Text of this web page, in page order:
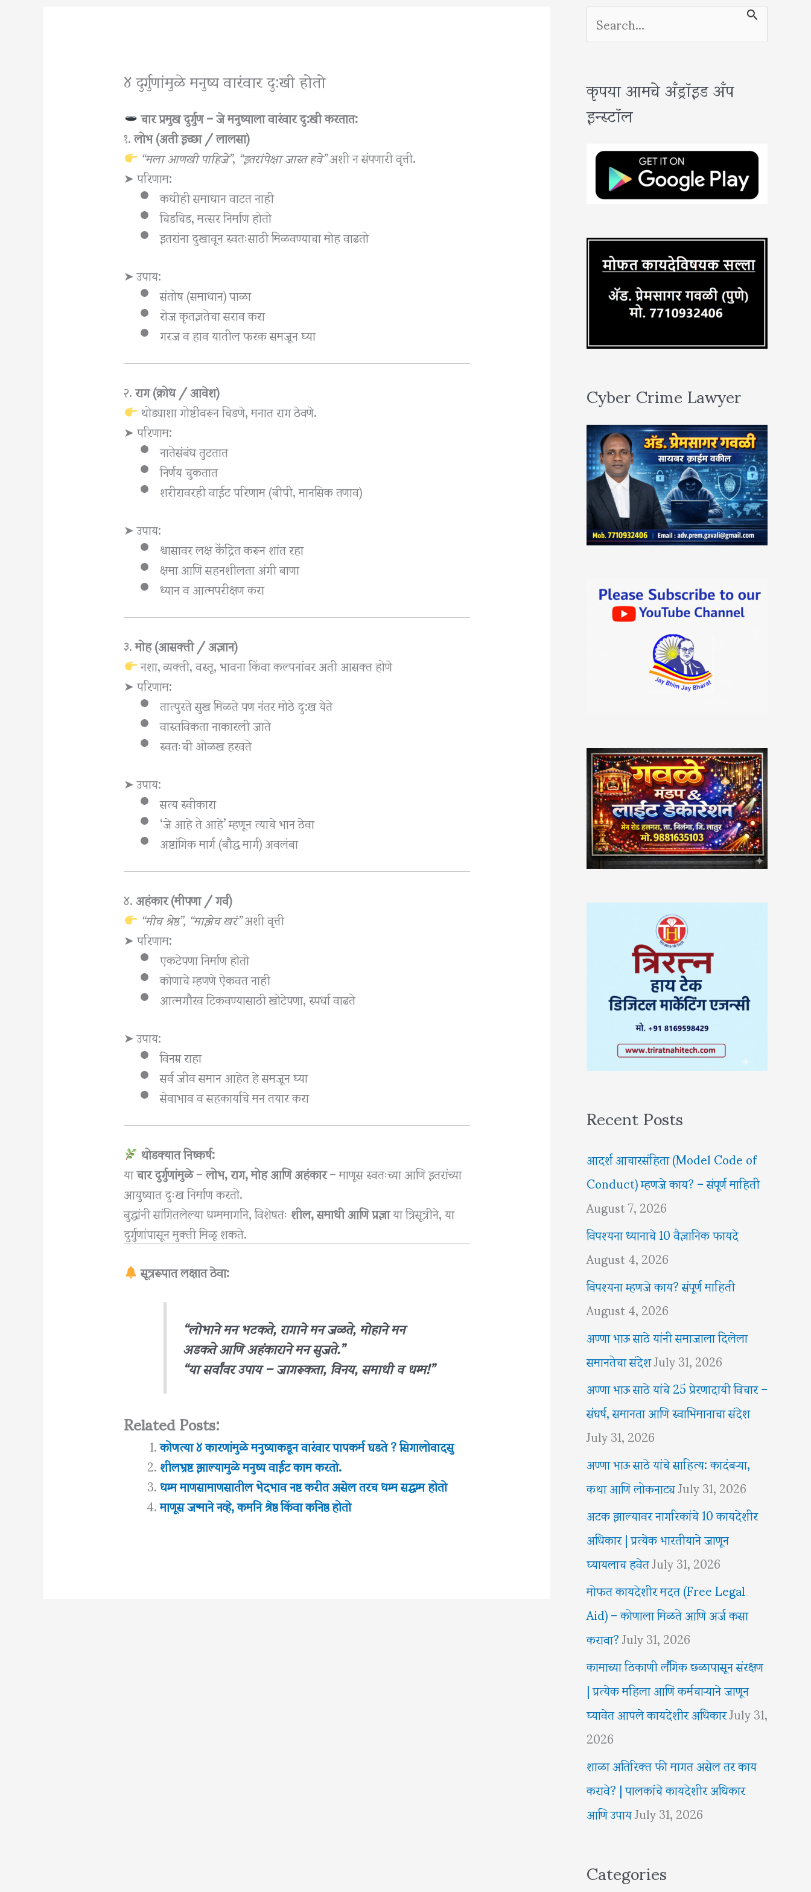
४ दुर्गुणांमुळे मनुष्य वारंवार दु:खी होतो
चार प्रमुख दुर्गुण – जे मनुष्याला वारंवार दु:खी करतात:
१.लोभ (अती इच्छा / लालसा)
“मला आणखी पाहिजे”,“इतरांपेक्षा जास्त हवे”अशी न संपणारी वृत्ती.
➤ परिणाम:
कधीही समाधान वाटत नाही
चिडचिड, मत्सर निर्माण होतो
इतरांना दुखावून स्वतःसाठी मिळवण्याचा मोह वाढतो
➤ उपाय:
संतोष (समाधान) पाळा
रोज कृतज्ञतेचा सराव करा
गरज व हाव यातील फरक समजून घ्या
२.राग (क्रोध / आवेश)
थोड्याशा गोष्टींवरून चिडणे, मनात राग ठेवणे.
➤ परिणाम:
नातेसंबंध तुटतात
निर्णय चुकतात
शरीरावरही वाईट परिणाम (बीपी, मानसिक तणाव)
➤ उपाय:
श्वासावर लक्ष केंद्रित करून शांत रहा
क्षमा आणि सहनशीलता अंगी बाणा
ध्यान व आत्मपरीक्षण करा
३.मोह (आसक्ती / अज्ञान)
नशा, व्यक्ती, वस्तू, भावना किंवा कल्पनांवर अती आसक्त होणे
➤ परिणाम:
तात्पुरते सुख मिळते पण नंतर मोठे दु:ख येते
वास्तविकता नाकारली जाते
स्वतःची ओळख हरवते
➤ उपाय:
सत्य स्वीकारा
‘जे आहे ते आहे’ म्हणून त्याचे भान ठेवा
अष्टांगिक मार्ग (बौद्ध मार्ग) अवलंबा
४.अहंकार (मीपणा / गर्व)
“मीच श्रेष्ठ”, “माझेच खरं”अशी वृत्ती
➤ परिणाम:
एकटेपणा निर्माण होतो
कोणाचे म्हणणे ऐकवत नाही
आत्मगौरव टिकवण्यासाठी खोटेपणा, स्पर्धा वाढते
➤ उपाय:
विनम्र राहा
सर्व जीव समान आहेत हे समजून घ्या
सेवाभाव व सहकार्याचे मन तयार करा
थोडक्यात निष्कर्ष:
याचार दुर्गुणांमुळे–लोभ, राग, मोह आणि अहंकार– माणूस स्वतःच्या आणि इतरांच्या
आयुष्यात दुःख निर्माण करतो.
बुद्धांनी सांगितलेल्या धम्ममार्गाने, विशेषतःशील, समाधी आणि प्रज्ञाया त्रिसूत्रीने, या
दुर्गुणांपासून मुक्ती मिळू शकते.
सूत्ररूपात लक्षात ठेवा:
“लोभाने मन भटकते, रागाने मन जळते, मोहाने मन
अडकते आणि अहंकाराने मन सुजते.”
“या सर्वांवर उपाय – जागरूकता, विनय, समाधी व धम्म!”
Related Posts:
कोणत्या ४ कारणांमुळे मनुष्याकडून वारंवार पापकर्म घडते ? सिगालोवादसु
शीलभ्रष्ट झाल्यामुळे मनुष्य वाईट काम करतो.
धम्म माणसामाणसातील भेदभाव नष्ट करीत असेल तरच धम्म सद्धम्म होतो
माणूस जन्माने नव्हे, कमनि श्रेष्ठ किंवा कनिष्ठ होतो
S
e
r
c
:
कृपया आमचे अँड्रॉइड अँप
इन्स्टॉल
Cyber Crime Lawyer
Recent Posts
आदर्श आचारसंहिता (Model Code of
Conduct) म्हणजे काय? – संपूर्ण माहिती
August 7, 2026
विपश्यना ध्यानाचे 10 वैज्ञानिक फायदे
August 4, 2026
विपश्यना म्हणजे काय? संपूर्ण माहिती
August 4, 2026
अण्णा भाऊ साठे यांनी समाजाला दिलेला
समानतेचा संदेशJuly 31, 2026
अण्णा भाऊ साठे यांचे 25 प्रेरणादायी विचार –
संघर्ष, समानता आणि स्वाभिमानाचा संदेश
July 31, 2026
अण्णा भाऊ साठे यांचे साहित्य: कादंबऱ्या,
कथा आणि लोकनाट्यJuly 31, 2026
अटक झाल्यावर नागरिकांचे 10 कायदेशीर
अधिकार | प्रत्येक भारतीयाने जाणून
घ्यायलाच हवेतJuly 31, 2026
मोफत कायदेशीर मदत (Free Legal
Aid) – कोणाला मिळते आणि अर्ज कसा
करावा?July 31, 2026
कामाच्या ठिकाणी लैंगिक छळापासून संरक्षण
| प्रत्येक महिला आणि कर्मचाऱ्याने जाणून
घ्यावेत आपले कायदेशीर अधिकारJuly 31,
2026
शाळा अतिरिक्त फी मागत असेल तर काय
करावे? | पालकांचे कायदेशीर अधिकार
आणि उपायJuly 31, 2026
Categories